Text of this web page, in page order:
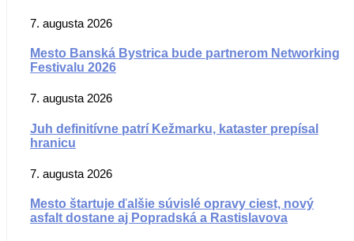
7. augusta 2026
Mesto Banská Bystrica bude partnerom Networking
Festivalu 2026
7. augusta 2026
Juh definitívne patrí Kežmarku, kataster prepísal
hranicu
7. augusta 2026
Mesto štartuje ďalšie súvislé opravy ciest, nový
asfalt dostane aj Popradská a Rastislavova